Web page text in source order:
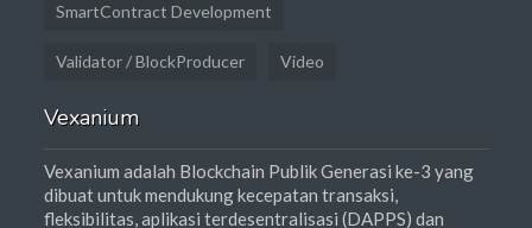
SmartContract Development
Validator / BlockProducer Video
Vexanium
Vexanium adalah Blockchain Publik Generasi ke-3 yang
dibuat untuk mendukung kecepatan transaksi,
fleksibilitas, aplikasi terdesentralisasi (DAPPS) dan